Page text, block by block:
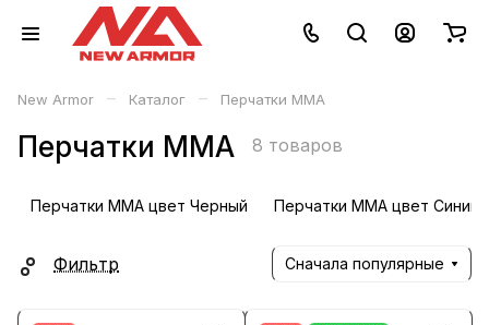
New Armor – Каталог – Перчатки ММА
Перчатки ММА 8 товаров
Перчатки ММА цвет Черный Перчатки ММА цвет Синий
Фильтр Сначала популярные